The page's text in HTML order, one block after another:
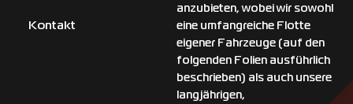
Kontakt
anzubieten, wobei wir sowohl
eine umfangreiche Flotte
eigener Fahrzeuge (auf den
folgenden Folien ausführlich
beschrieben) als auch unsere
langjährigen,